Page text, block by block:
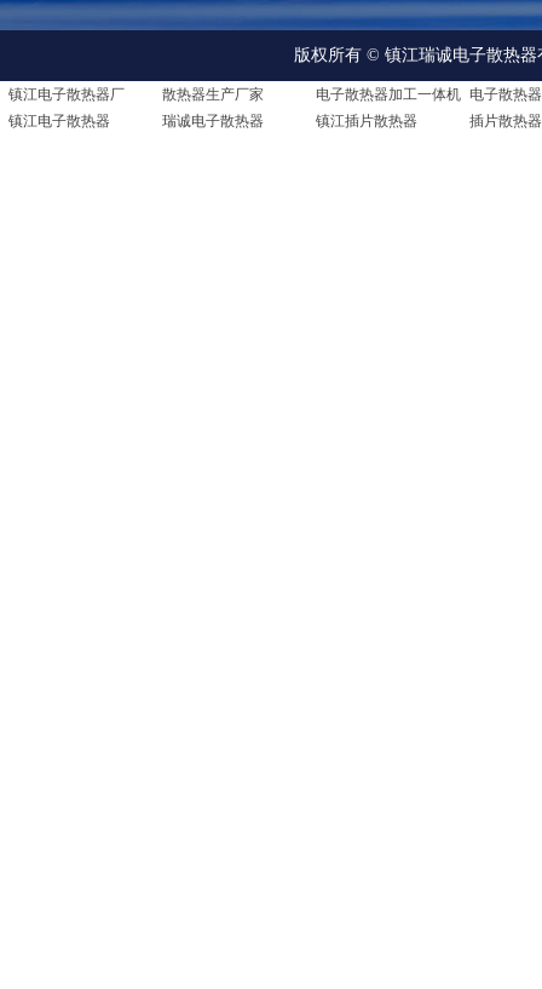
版权所有 © 镇江瑞诚电子散热器
镇江电子散热器厂 散热器生产厂家
电子散热器加工一体机
镇江电子散热器
瑞诚电子散热器 镇江插片散热器 插片散热